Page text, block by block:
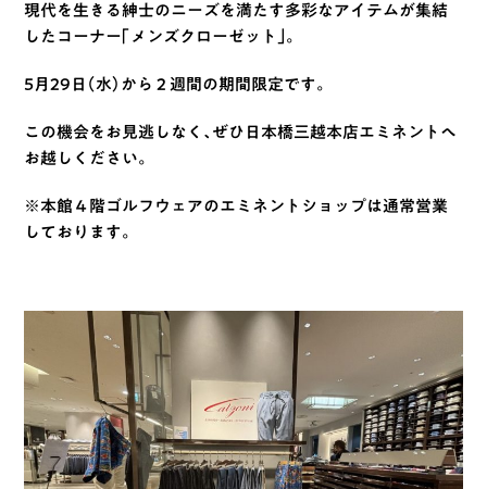
現代を生きる紳士のニーズを満たす多彩なアイテムが集結
したコーナー「メンズクローゼット」。
5月29日（水）から２週間の期間限定です。
この機会をお見逃しなく、ぜひ日本橋三越本店エミネントへ
お越しください。
※本館４階ゴルフウェアのエミネントショップは通常営業
しております。